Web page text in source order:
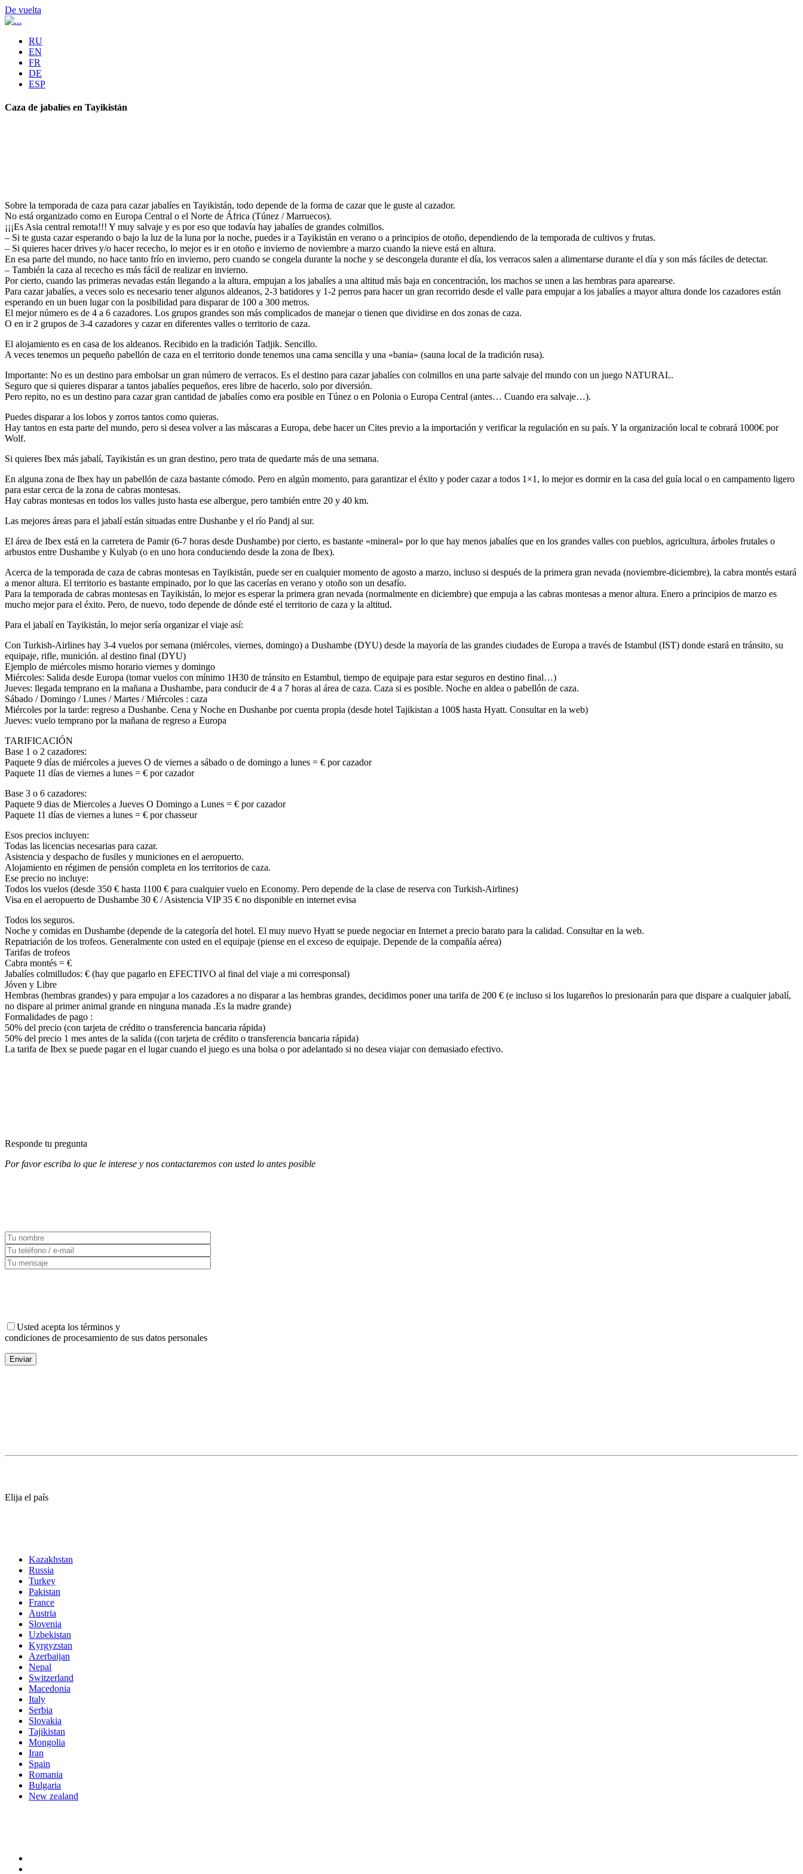
De vuelta
RU
EN
FR
DE
ESP
Caza de jabalíes en Tayikistán
Sobre la temporada de caza para cazar jabalíes en Tayikistán, todo depende de la forma de cazar que le guste al cazador.
No está organizado como en Europa Central o el Norte de África (Túnez / Marruecos).
¡¡¡Es Asia central remota!!! Y muy salvaje y es por eso que todavía hay jabalíes de grandes colmillos.
– Si te gusta cazar esperando o bajo la luz de la luna por la noche, puedes ir a Tayikistán en verano o a principios de otoño, dependiendo de la temporada de cultivos y frutas.
– Si quieres hacer drives y/o hacer rececho, lo mejor es ir en otoño e invierno de noviembre a marzo cuando la nieve está en altura.
En esa parte del mundo, no hace tanto frío en invierno, pero cuando se congela durante la noche y se descongela durante el día, los verracos salen a alimentarse durante el día y son más fáciles de detectar.
– También la caza al rececho es más fácil de realizar en invierno.
Por cierto, cuando las primeras nevadas están llegando a la altura, empujan a los jabalíes a una altitud más baja en concentración, los machos se unen a las hembras para aparearse.
Para cazar jabalíes, a veces solo es necesario tener algunos aldeanos, 2-3 batidores y 1-2 perros para hacer un gran recorrido desde el valle para empujar a los jabalíes a mayor altura donde los cazadores están
esperando en un buen lugar con la posibilidad para disparar de 100 a 300 metros.
El mejor número es de 4 a 6 cazadores. Los grupos grandes son más complicados de manejar o tienen que dividirse en dos zonas de caza.
O en ir 2 grupos de 3-4 cazadores y cazar en diferentes valles o territorio de caza.
El alojamiento es en casa de los aldeanos. Recibido en la tradición Tadjik. Sencillo.
A veces tenemos un pequeño pabellón de caza en el territorio donde tenemos una cama sencilla y una «bania» (sauna local de la tradición rusa).
Importante: No es un destino para embolsar un gran número de verracos. Es el destino para cazar jabalíes con colmillos en una parte salvaje del mundo con un juego NATURAL.
Seguro que si quieres disparar a tantos jabalíes pequeños, eres libre de hacerlo, solo por diversión.
Pero repito, no es un destino para cazar gran cantidad de jabalíes como era posible en Túnez o en Polonia o Europa Central (antes… Cuando era salvaje…).
Puedes disparar a los lobos y zorros tantos como quieras.
Hay tantos en esta parte del mundo, pero si desea volver a las máscaras a Europa, debe hacer un Cites previo a la importación y verificar la regulación en su país. Y la organización local te cobrará 1000€ por
Wolf.
Si quieres Ibex más jabalí, Tayikistán es un gran destino, pero trata de quedarte más de una semana.
En alguna zona de Ibex hay un pabellón de caza bastante cómodo. Pero en algún momento, para garantizar el éxito y poder cazar a todos 1×1, lo mejor es dormir en la casa del guía local o en campamento ligero
para estar cerca de la zona de cabras montesas.
Hay cabras montesas en todos los valles justo hasta ese albergue, pero también entre 20 y 40 km.
Las mejores áreas para el jabalí están situadas entre Dushanbe y el río Pandj al sur.
El área de Ibex está en la carretera de Pamir (6-7 horas desde Dushambe) por cierto, es bastante «mineral» por lo que hay menos jabalíes que en los grandes valles con pueblos, agricultura, árboles frutales o
arbustos entre Dushambe y Kulyab (o en uno hora conduciendo desde la zona de Ibex).
Acerca de la temporada de caza de cabras montesas en Tayikistán, puede ser en cualquier momento de agosto a marzo, incluso si después de la primera gran nevada (noviembre-diciembre), la cabra montés estará
a menor altura. El territorio es bastante empinado, por lo que las cacerías en verano y otoño son un desafío.
Para la temporada de cabras montesas en Tayikistán, lo mejor es esperar la primera gran nevada (normalmente en diciembre) que empuja a las cabras montesas a menor altura. Enero a principios de marzo es
mucho mejor para el éxito. Pero, de nuevo, todo depende de dónde esté el territorio de caza y la altitud.
Para el jabalí en Tayikistán, lo mejor sería organizar el viaje así:
Con Turkish-Airlines hay 3-4 vuelos por semana (miércoles, viernes, domingo) a Dushambe (DYU) desde la mayoría de las grandes ciudades de Europa a través de Istambul (IST) donde estará en tránsito, su
equipaje, rifle, munición. al destino final (DYU)
Ejemplo de miércoles mismo horario viernes y domingo
Miércoles: Salida desde Europa (tomar vuelos con mínimo 1H30 de tránsito en Estambul, tiempo de equipaje para estar seguros en destino final…)
Jueves: llegada temprano en la mañana a Dushambe, para conducir de 4 a 7 horas al área de caza. Caza si es posible. Noche en aldea o pabellón de caza.
Sábado / Domingo / Lunes / Martes / Miércoles : caza
Miércoles por la tarde: regreso a Dushanbe. Cena y Noche en Dushanbe por cuenta propia (desde hotel Tajikistan a 100$ hasta Hyatt. Consultar en la web)
Jueves: vuelo temprano por la mañana de regreso a Europa
TARIFICACIÓN
Base 1 o 2 cazadores:
Paquete 9 días de miércoles a jueves O de viernes a sábado o de domingo a lunes = € por cazador
Paquete 11 días de viernes a lunes = € por cazador
Base 3 o 6 cazadores:
Paquete 9 dias de Miercoles a Jueves O Domingo a Lunes = € por cazador
Paquete 11 días de viernes a lunes = € por chasseur
Esos precios incluyen:
Todas las licencias necesarias para cazar.
Asistencia y despacho de fusiles y municiones en el aeropuerto.
Alojamiento en régimen de pensión completa en los territorios de caza.
Ese precio no incluye:
Todos los vuelos (desde 350 € hasta 1100 € para cualquier vuelo en Economy. Pero depende de la clase de reserva con Turkish-Airlines)
Visa en el aeropuerto de Dushambe 30 € / Asistencia VIP 35 € no disponible en internet evisa
Todos los seguros.
Noche y comidas en Dushambe (depende de la categoría del hotel. El muy nuevo Hyatt se puede negociar en Internet a precio barato para la calidad. Consultar en la web.
Repatriación de los trofeos. Generalmente con usted en el equipaje (piense en el exceso de equipaje. Depende de la compañía aérea)
Tarifas de trofeos
Cabra montés = €
Jabalíes colmilludos: € (hay que pagarlo en EFECTIVO al final del viaje a mi corresponsal)
Jóven y Libre
Hembras (hembras grandes) y para empujar a los cazadores a no disparar a las hembras grandes, decidimos poner una tarifa de 200 € (e incluso si los lugareños lo presionarán para que dispare a cualquier jabalí,
no dispare al primer animal grande en ninguna manada .Es la madre grande)
Formalidades de pago :
50% del precio (con tarjeta de crédito o transferencia bancaria rápida)
50% del precio 1 mes antes de la salida ((con tarjeta de crédito o transferencia bancaria rápida)
La tarifa de Ibex se puede pagar en el lugar cuando el juego es una bolsa o por adelantado si no desea viajar con demasiado efectivo.
Responde tu pregunta
Por favor escriba lo que le interese y nos contactaremos con usted lo antes posible
Usted acepta los términos y
condiciones de procesamiento de sus datos personales
Elija el país
Kazakhstan
Russia
Turkey
Pakistan
France
Austria
Slovenia
Uzbekistan
Kyrgyzstan
Azerbaijan
Nepal
Switzerland
Macedonia
Italy
Serbia
Slovakia
Tajikistan
Mongolia
Iran
Spain
Romania
Bulgaria
New zealand